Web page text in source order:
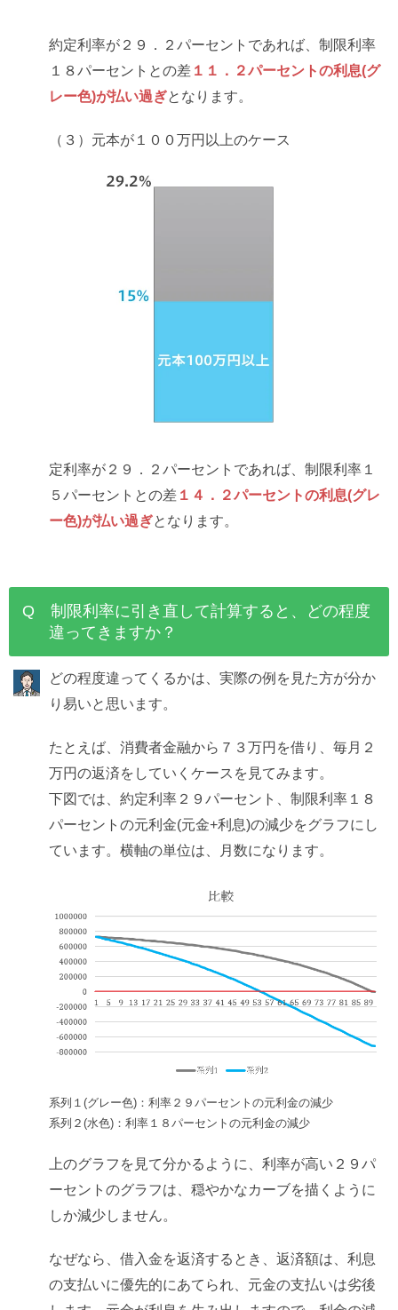
約定利率が２９．２パーセントであれば、制限利率
１８パーセントとの差 １１．２パーセントの利息(グ
レー色)が払い過ぎとなります。
（３）元本が１００万円以上のケース
定利率が２９．２パーセントであれば、制限利率１
５パーセントとの差 １４．２パーセントの利息(グレ
ー色)が払い過ぎとなります。
Q 制限利率に引き直して計算すると、どの程度
違ってきますか？
どの程度違ってくるかは、実際の例を見た方が分か
り易いと思います。
たとえば、消費者金融から７３万円を借り、毎月２
万円の返済をしていくケースを見てみます。
下図では、約定利率２９パーセント、制限利率１８
パーセントの元利金(元金+利息)の減少をグラフにし
ています。横軸の単位は、月数になります。
系列１(グレー色)：利率２９パーセントの元利金の減少
系列２(水色)：利率１８パーセントの元利金の減少
上のグラフを見て分かるように、利率が高い２９パ
ーセントのグラフは、穏やかなカーブを描くように
しか減少しません。
なぜなら、借入金を返済するとき、返済額は、利息
の支払いに優先的にあてられ、元金の支払いは劣後